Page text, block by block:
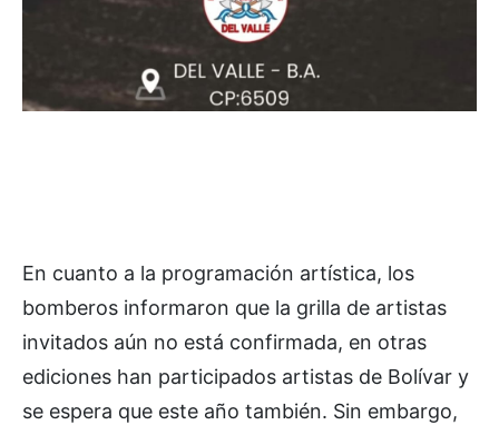
En cuanto a la programación artística, los
bomberos informaron que la grilla de artistas
invitados aún no está confirmada, en otras
ediciones han participados artistas de Bolívar y
se espera que este año también. Sin embargo,